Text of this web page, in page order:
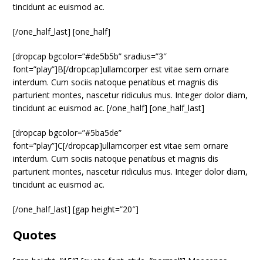
tincidunt ac euismod ac.
[/one_half_last] [one_half]
[dropcap bgcolor=”#de5b5b” sradius=”3″
font=”play”]B[/dropcap]ullamcorper est vitae sem ornare
interdum. Cum sociis natoque penatibus et magnis dis
parturient montes, nascetur ridiculus mus. Integer dolor diam,
tincidunt ac euismod ac. [/one_half] [one_half_last]
[dropcap bgcolor=”#5ba5de”
font=”play”]C[/dropcap]ullamcorper est vitae sem ornare
interdum. Cum sociis natoque penatibus et magnis dis
parturient montes, nascetur ridiculus mus. Integer dolor diam,
tincidunt ac euismod ac.
[/one_half_last] [gap height=”20″]
Quotes